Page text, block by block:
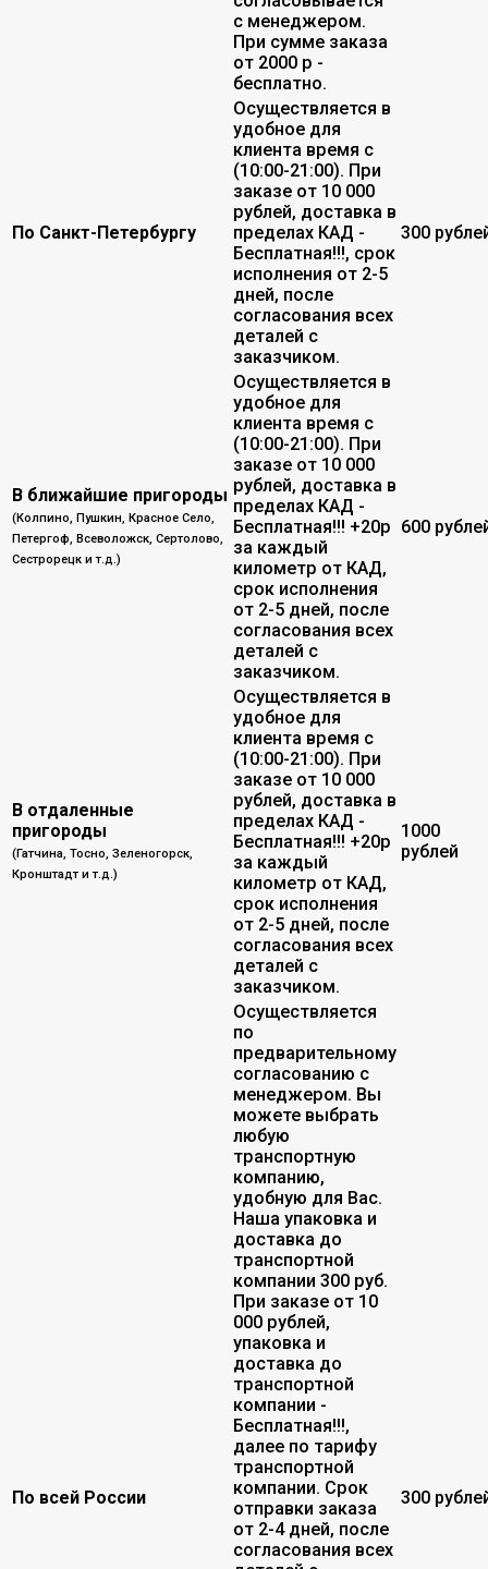
с менеджером.
При сумме заказа
от 2000 р -
бесплатно.
По Санкт-Петербургу
Осуществляется в
удобное для
клиента время с
(10:00-21:00). При
заказе от 10 000
рублей, доставка в
пределах КАД -
Бесплатная!!!, срок
исполнения от 2-5
дней, после
согласования всех
деталей с
заказчиком.
300
В ближайшие пригороды
(Колпино, Пушкин, Красное Село,
Петергоф, Всеволожск, Сертолово,
Сестрорецк и т.д.)
Осуществляется в
удобное для
клиента время с
(10:00-21:00). При
заказе от 10 000
рублей, доставка в
пределах КАД -
Бесплатная!!! +20р
за каждый
километр от КАД,
срок исполнения
от 2-5 дней, после
согласования всех
деталей с
заказчиком.
600
В отдаленные
пригороды
(Гатчина, Тосно, Зеленогорск,
Кронштадт и т.д.)
Осуществляется в
удобное для
клиента время с
(10:00-21:00). При
заказе от 10 000
рублей, доставка в
пределах КАД -
Бесплатная!!! +20р
за каждый
километр от КАД,
срок исполнения
от 2-5 дней, после
согласования всех
деталей с
заказчиком.
1000
рублей
По всей России
Осуществляется
по
предварительному
согласованию с
менеджером. Вы
можете выбрать
любую
транспортную
компанию,
удобную для Вас.
Наша упаковка и
доставка до
транспортной
компании 300 руб.
При заказе от 10
000 рублей,
упаковка и
доставка до
транспортной
компании -
Бесплатная!!!,
далее по тарифу
транспортной
компании. Срок
отправки заказа
от 2-4 дней, после
согласования всех
300